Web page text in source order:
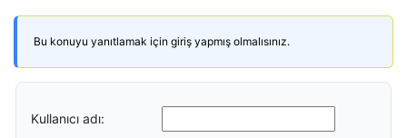
Bu konuyu yanıtlamak için giriş yapmış olmalısınız.
Kullanıcı adı: